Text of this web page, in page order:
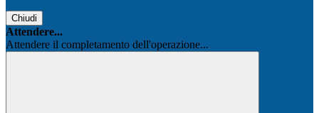
Chiudi
Attendere...
Attendere il completamento dell'operazione...